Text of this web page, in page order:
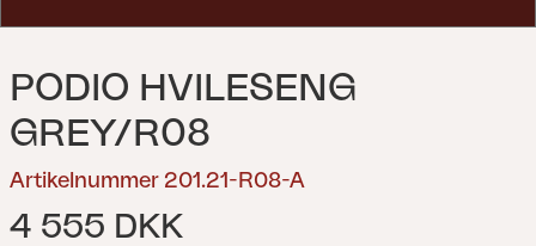
PODIO HVILESENG
GREY/R08
Artikelnummer 201.21-R08-A
4 555 DKK